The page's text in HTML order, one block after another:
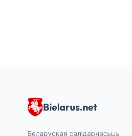
Bielarus.net
Беларуская салідарнасьць